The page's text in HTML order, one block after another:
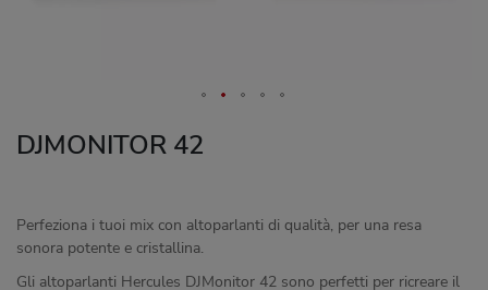
DJMONITOR 42
Perfeziona i tuoi mix con altoparlanti di qualità, per una resa
sonora potente e cristallina.
Gli altoparlanti Hercules DJMonitor 42 sono perfetti per ricreare il